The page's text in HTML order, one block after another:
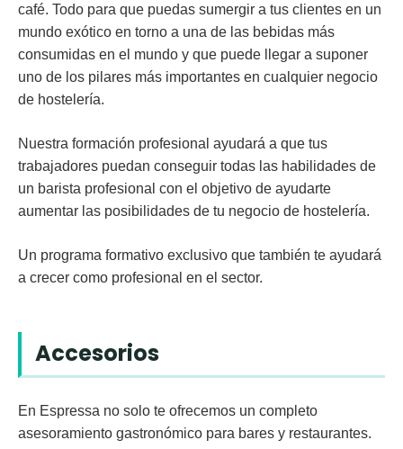
café. Todo para que puedas sumergir a tus clientes en un
mundo exótico en torno a una de las bebidas más
consumidas en el mundo y que puede llegar a suponer
uno de los pilares más importantes en cualquier negocio
de hostelería.
Nuestra formación profesional ayudará a que tus
trabajadores puedan conseguir todas las habilidades de
un barista profesional con el objetivo de ayudarte
aumentar las posibilidades de tu negocio de hostelería.
Un programa formativo exclusivo que también te ayudará
a crecer como profesional en el sector.
Accesorios
En Espressa no solo te ofrecemos un completo
asesoramiento gastronómico para bares y restaurantes.